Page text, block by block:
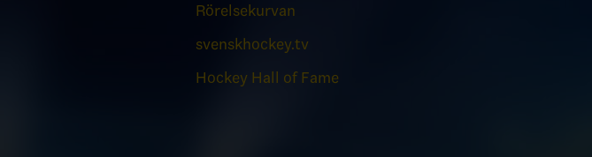
Rörelsekurvan
svenskhockey.tv
Hockey Hall of Fame